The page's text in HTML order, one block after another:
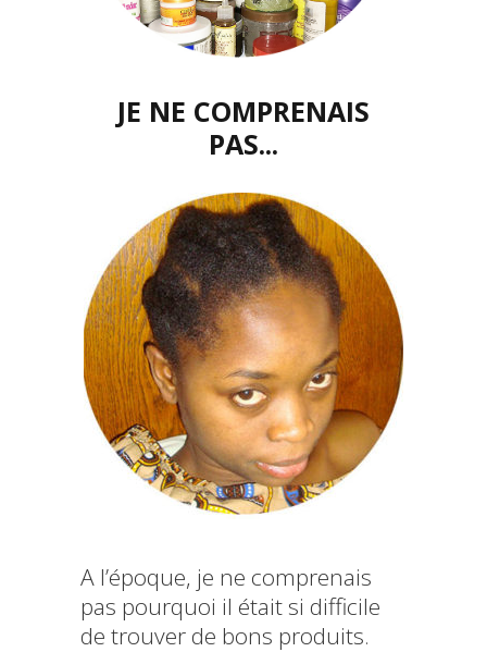
JE NE COMPRENAIS
PAS...
A l’époque, je ne comprenais
pas pourquoi il était si difficile
de trouver de bons produits.